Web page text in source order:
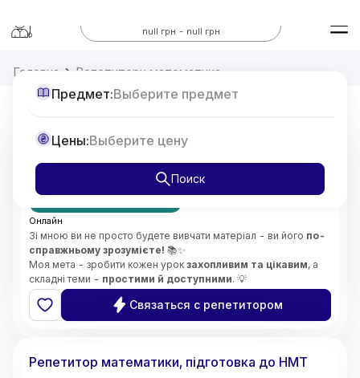
null грн - null грн
Предмет:Выберите предмет
Цены:Выберите цену
Поиск
Головна Репетитори математика
Репетитор з Математики 7-11 класи,
Онлайн
Зі мною ви не просто будете вивчати матеріал - ви його по-
справжньому зрозумієте! 📚✨
Моя мета - зробити кожен урок захопливим та цікавим, а
складні теми - простими й доступними. 💡
Особливу увагу приділяю
концепцій
і розвиткулогічного мислення. 🧠🔍
Викладаюбез стресу, підтримую та мотивую учнів,
Связаться с репетитором
Репетитор математики, підготовка до НМТ